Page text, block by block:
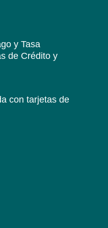
y Tasa
de Crédito y
con tarjetas de